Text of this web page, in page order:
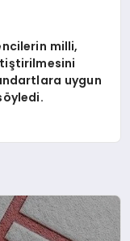
milli,
uygun